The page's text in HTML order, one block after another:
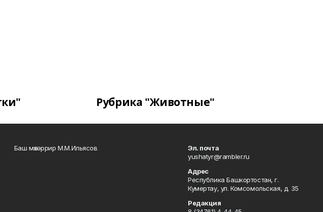
Рубрика "Животные"
Баш мөхәррир М.М.Ильясов
Эл. почта
yushatyr@rambler.ru
Адрес
Республика Башкортостан, г.
Кумертау, ул. Комсомольская, д. 35
Редакция